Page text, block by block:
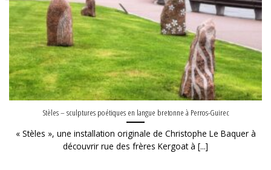
Stèles – sculptures poétiques en langue bretonne à Perros-Guirec
« Stèles », une installation originale de Christophe Le Baquer à
découvrir rue des frères Kergoat à [...]